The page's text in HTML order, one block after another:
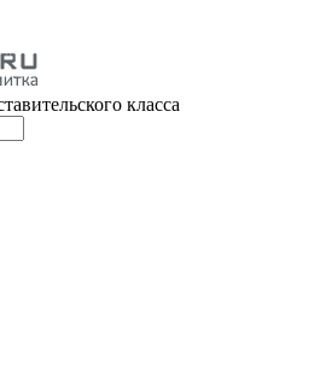
класса